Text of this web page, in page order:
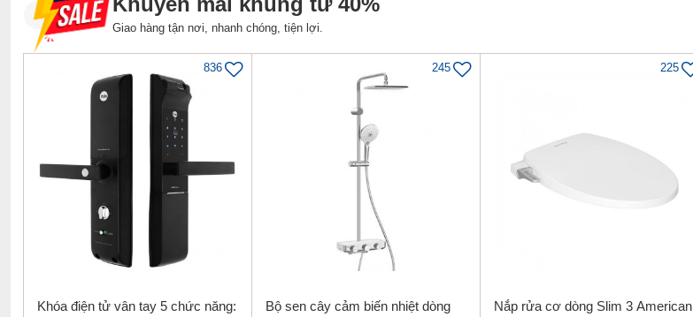
Giao hàng tận nơi, nhanh chóng, tiện lợi.
836
Khóa điện tử vân tay 5 chức năng:
245
Bộ sen cây cảm biến nhiệt dòng
225
Nắp rửa cơ dòng Slim 3 American